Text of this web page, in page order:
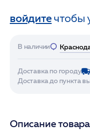
войдитечтобы
В наличии
Доставка по городу
Доставка до пункта
Описание товара